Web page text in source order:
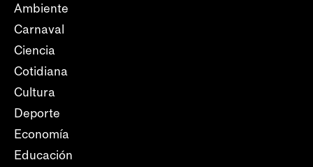
Ambiente
Carnaval
Ciencia
Cotidiana
Cultura
Deporte
Economía
Educación